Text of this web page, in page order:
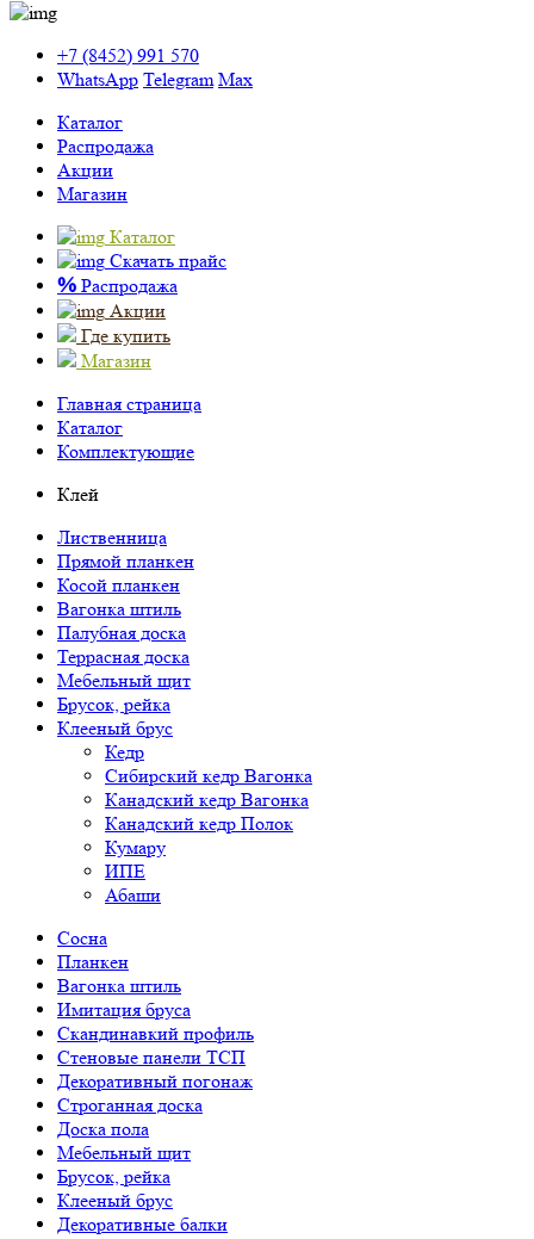
+7 (8452) 991 570
WhatsApp Telegram Max
Каталог
Распродажа
Акции
Магазин
Каталог
Скачать прайс
% Распродажа
Акции
Где купить
Магазин
Главная страница
Каталог
Комплектующие
Клей
Лиственница
Прямой планкен
Косой планкен
Вагонка штиль
Палубная доска
Террасная доска
Мебельный щит
Брусок, рейка
Клееный брус
Кедр
Сибирский кедр Вагонка
Канадский кедр Вагонка
Канадский кедр Полок
Кумару
ИПЕ
Абаши
Сосна
Планкен
Вагонка штиль
Имитация бруса
Скандинавкий профиль
Стеновые панели ТСП
Декоративный погонаж
Строганная доска
Доска пола
Мебельный щит
Брусок, рейка
Клееный брус
Декоративные балки